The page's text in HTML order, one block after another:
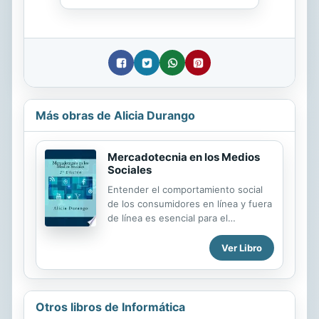
Más obras de Alicia Durango
Mercadotecnia en los Medios
Sociales
Entender el comportamiento social
de los consumidores en línea y fuera
de línea es esencial para el
comunicación de marketing viables.
Los medios digitales y sociales han
tácticas de investigación que
avancen en el ámbito de la conducta
Ver Libro
Otros libros de Informática